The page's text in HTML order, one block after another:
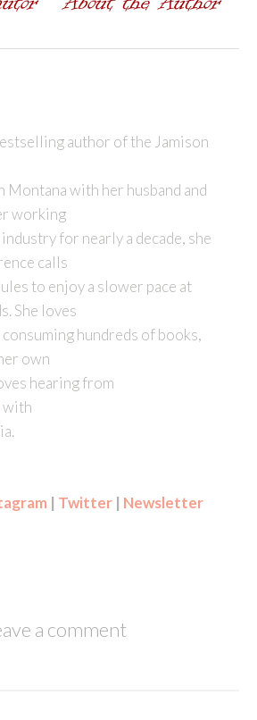
author of the Jamison
Montana with her husband and
working
for nearly a decade, she
calls
to enjoy a slower pace at
She loves
hundreds of books,
own
hearing from
with
| Twitter| Newsletter
a comment